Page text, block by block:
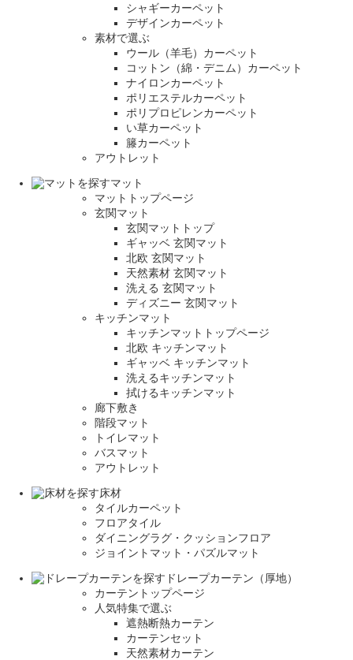
シャギーカーペット
デザインカーペット
素材で選ぶ
ウール（羊毛）カーペット
コットン（綿・デニム）カーペット
ナイロンカーペット
ポリエステルカーペット
ポリプロピレンカーペット
い草カーペット
籐カーペット
アウトレット
マット
マットトップページ
玄関マット
玄関マットトップ
ギャッベ 玄関マット
北欧 玄関マット
天然素材 玄関マット
洗える 玄関マット
ディズニー 玄関マット
キッチンマット
キッチンマットトップページ
北欧 キッチンマット
ギャッベ キッチンマット
洗えるキッチンマット
拭けるキッチンマット
廊下敷き
階段マット
トイレマット
バスマット
アウトレット
床材
タイルカーペット
フロアタイル
ダイニングラグ・クッションフロア
ジョイントマット・パズルマット
ドレープカーテン（厚地）
カーテントップページ
人気特集で選ぶ
遮熱断熱カーテン
カーテンセット
天然素材カーテン